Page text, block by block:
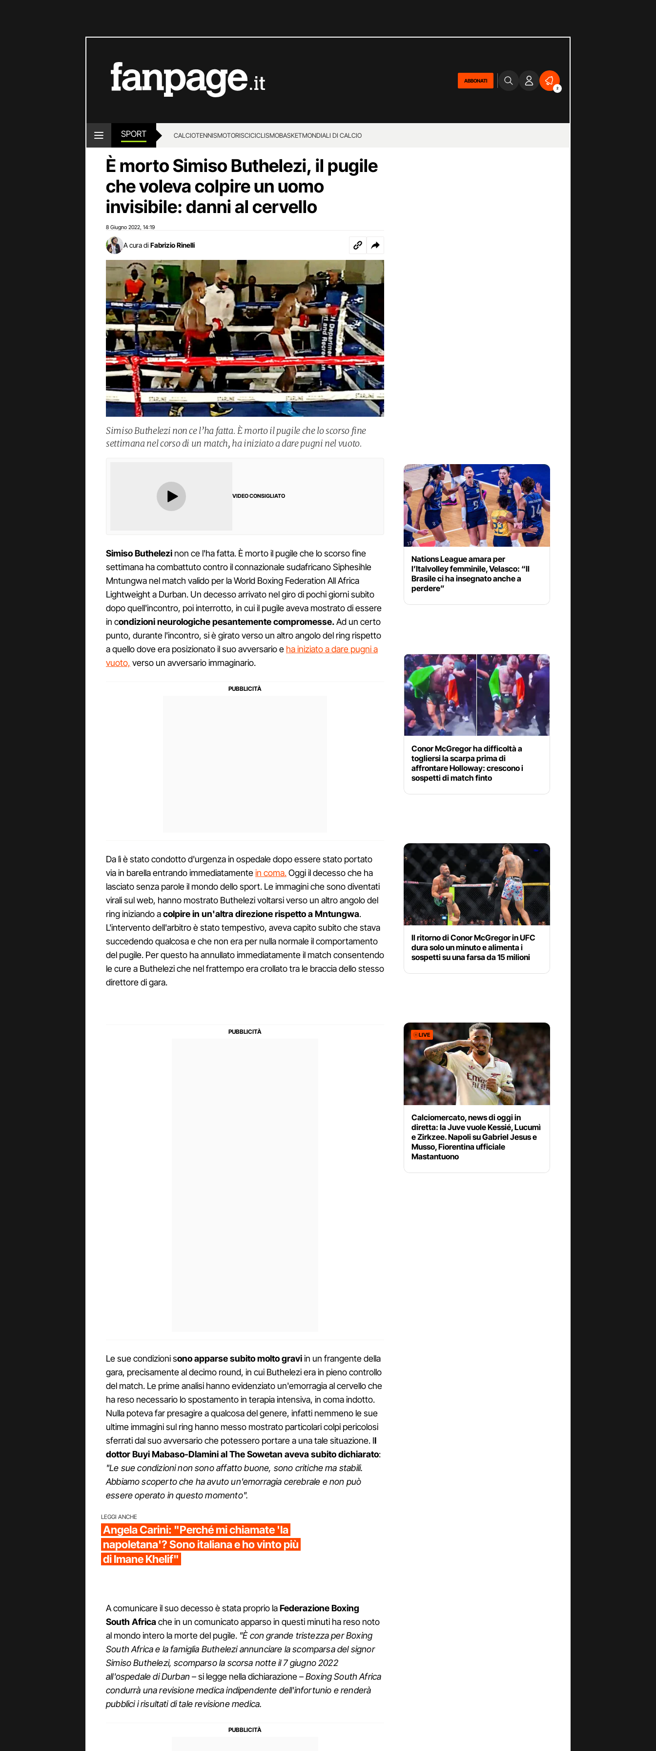
ABBONATI
2
SPORT CALCIOTENNISMOTORISCICICLISMOBASKETMONDIALI DI CALCIO
È morto Simiso Buthelezi, il pugile
che voleva colpire un uomo
invisibile: danni al cervello
8 Giugno 2022 14:19
A cura di Fabrizio Rinelli
Simiso Buthelezi non ce l’ha fatta. È morto il pugile che lo scorso fine
settimana nel corso di un match, ha iniziato a dare pugni nel vuoto.
VIDEO CONSIGLIATO
Simiso Buthelezi non ce l'ha fatta. È morto il pugile che lo scorso fine
settimana ha combattuto contro il connazionale sudafricano Siphesihle
Mntungwa nel match valido per la World Boxing Federation All Africa
Lightweight a Durban. Un decesso arrivato nel giro di pochi giorni subito
dopo quell'incontro, poi interrotto, in cui il pugile aveva mostrato di essere
in condizioni neurologiche pesantemente compromesse.Ad un certo
punto, durante l'incontro, si è girato verso un altro angolo del ring rispetto
a quello dove era posizionato il suo avversario e ha iniziato a dare pugni a
vuoto, verso un avversario immaginario.
Da lì è stato condotto d'urgenza in ospedale dopo essere stato portato
via in barella entrando immediatamentein coma.Oggi il decesso che ha
lasciato senza parole il mondo dello sport. Le immagini che sono diventati
virali sul web, hanno mostrato Buthelezi voltarsi verso un altro angolo del
ring iniziando acolpire in un'altra direzione rispetto a Mntungwa.
L'intervento dell'arbitro è stato tempestivo, aveva capito subito che stava
succedendo qualcosa e che non era per nulla normale il comportamento
del pugile. Per questo ha annullato immediatamente il match consentendo
le cure a Buthelezi che nel frattempo era crollato tra le braccia dello stesso
direttore di gara.
Le sue condizioni sono apparse subito molto graviin un frangente della
gara, precisamente al decimo round, in cui Buthelezi era in pieno controllo
del match. Le prime analisi hanno evidenziato un'emorragia al cervello che
ha reso necessario lo spostamento in terapia intensiva, in coma indotto.
Nulla poteva far presagire a qualcosa del genere, infatti nemmeno le sue
ultime immagini sul ring hanno messo mostrato particolari colpi pericolosi
sferrati dal suo avversario che potessero portare a una tale situazione. Il
dottor Buyi Mabaso-Dlamini al The Sowetan aveva subito dichiarato:
"Le sue condizioni non sono affatto buone, sono critiche ma stabili.
Abbiamo scoperto che ha avuto un'emorragia cerebrale e non può
essere operato in questo momento".
LEGGI ANCHE
Angela Carini: "Perché mi chiamate 'la
napoletana'? Sono italiana e ho vinto più
di Imane Khelif"
A comunicare il suo decesso è stata proprio laFederazione Boxing
South Africache in un comunicato apparso in questi minuti ha reso noto
al mondo intero la morte del pugile. "È con grande tristezza per Boxing
South Africa e la famiglia Buthelezi annunciare la scomparsa del signor
Simiso Buthelezi, scomparso la scorsa notte il 7 giugno 2022
all'ospedale di Durban – si legge nella dichiarazione –Boxing South Africa
condurrà una revisione medica indipendente dell'infortunio e renderà
pubblici i risultati di tale revisione medica.
Nations League amara per
l’Italvolley femminile, Velasco: “Il
Brasile ci ha insegnato anche a
perdere”
Conor McGregor ha difficoltà a
togliersi la scarpa prima di
affrontare Holloway: crescono i
sospetti di match finto
Il ritorno di Conor McGregor in UFC
dura solo un minuto e alimenta i
sospetti su una farsa da 15 milioni
LIVE
Calciomercato, news di oggi in
diretta: la Juve vuole Kessié, Lucumì
e Zirkzee. Napoli su Gabriel Jesus e
Musso, Fiorentina ufficiale
Mastantuono